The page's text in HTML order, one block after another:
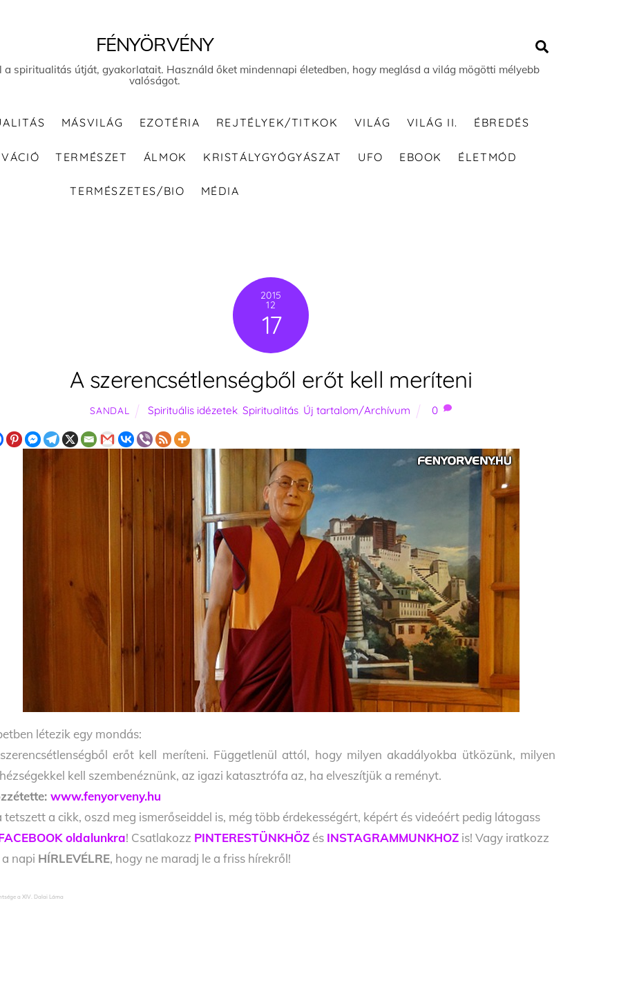
FÉNYÖRVÉNY
a spiritualitás útját, gyakorlatait. Használd őket mindennapi életedben, hogy meglásd a világ mögötti mélyebb
valóságot.
MÁSVILÁG EZOTÉRIA REJTÉLYEK/TITKOK VILÁG VILÁG II. ÉBREDÉS
TERMÉSZET ÁLMOK KRISTÁLYGYÓGYÁSZAT UFO EBOOK ÉLETMÓD
TERMÉSZETES/BIO MÉDIA
2015
12
17
A szerencsétlenségből erőt kell meríteni
SANDAL Spirituális idézetek ,Spiritualitás Új tartalom/Archívum 0
létezik egy mondás:
erőt kell meríteni. Függetlenül attól, hogy milyen akadályokba ütközünk, milyen
kell szembenéznünk, az igazi katasztrófa az, ha elveszítjük a reményt.
www.fenyorveny.hu
tetszett a cikk, oszd meg ismerőseiddel is, még több érdekességért, képért és videóért pedig látogass
oldalunkra! Csatlakozz PINTERESTÜNKHÖZ és INSTAGRAMMUNKHOZ is! Vagy iratkozz
napi HÍRLEVÉLRE, hogy ne maradj le a friss hírekről!
a XIV. Dalai Láma